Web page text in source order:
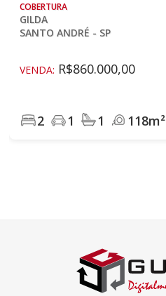
COBERTURA
GILDA
SANTO ANDRÉ - SP
VENDA: R$860.000,00
2 1 1 118m²